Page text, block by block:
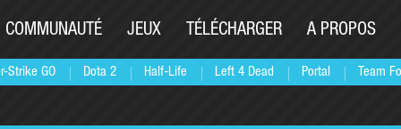
Strike GO Dota 2 Half-Life Left 4 Dead Portal Team
COMMUNAUTÉ JEUX TÉLÉCHARGER A PROPOS